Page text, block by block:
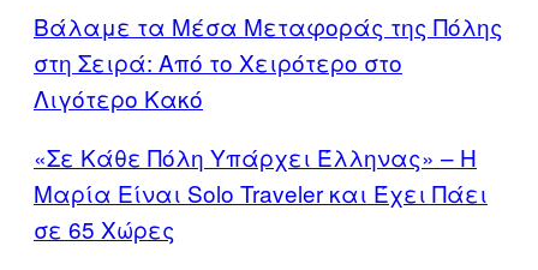
Βάλαμε τα Μέσα Μεταφοράς της Πόλης
στη Σειρά: Από το Χειρότερο στο
Λιγότερο Κακό
«Σε Κάθε Πόλη Υπάρχει Έλληνας» – Η
Μαρία Είναι Solo Traveler και Έχει Πάει
σε 65 Χώρες